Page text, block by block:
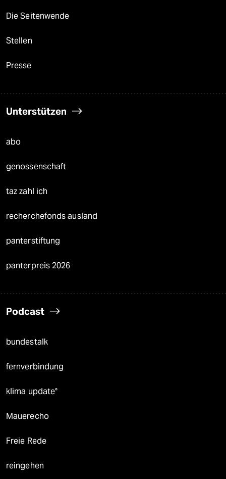
Die Seitenwende
Stellen
Presse
Unterstützen
abo
genossenschaft
taz zahl ich
recherchefonds ausland
panterstiftung
panterpreis 2026
Podcast
bundestalk
fernverbindung
klima update°
Mauerecho
Freie Rede
reingehen